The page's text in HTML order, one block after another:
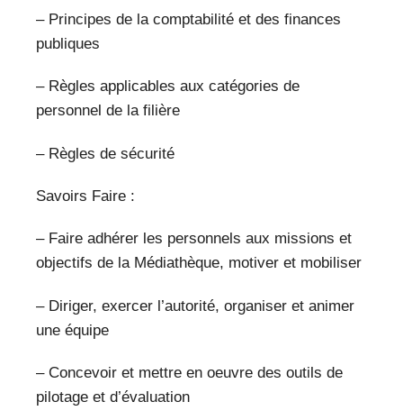
– Principes de la comptabilité et des finances
publiques
– Règles applicables aux catégories de
personnel de la filière
– Règles de sécurité
Savoirs Faire :
– Faire adhérer les personnels aux missions et
objectifs de la Médiathèque, motiver et mobiliser
– Diriger, exercer l’autorité, organiser et animer
une équipe
– Concevoir et mettre en oeuvre des outils de
pilotage et d’évaluation